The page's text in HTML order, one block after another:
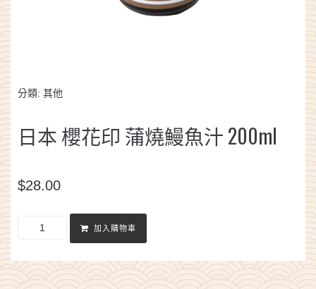
分類: 其他
日本 櫻花印 蒲燒鰻魚汁 200ml
$28.00
加入購物車